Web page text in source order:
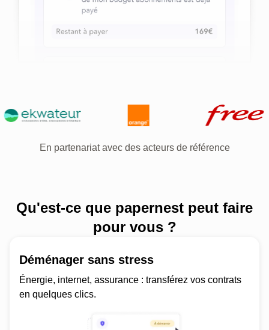
En partenariat avec des acteurs de référence
Qu'est-ce que papernest peut faire
pour vous ?
Déménager sans stress
Énergie, internet, assurance : transférez vos contrats
en quelques clics.